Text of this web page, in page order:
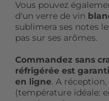
Vous pouvez
d'un verre de vin
sublimera ses notes
pas sur ses arômes.
Commandez sans
réfrigérée est
en ligne. A
(température idéale: